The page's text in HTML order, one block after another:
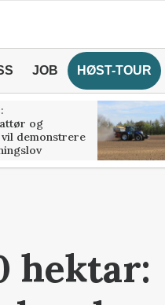
JOB HØST-TOUR
og
demonstrere
hektar: